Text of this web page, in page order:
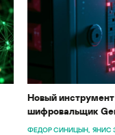
Новый
шифровальщик
ФЕДОР СИНИЦЫН ЯНИС